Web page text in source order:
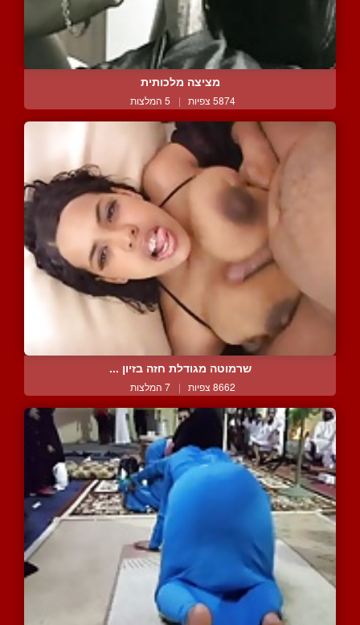
מציצה מלכותית
5874 צפיות | 5 המלצות
שרמוטה מגודלת חזה בזיון ...
8662 צפיות | 7 המלצות